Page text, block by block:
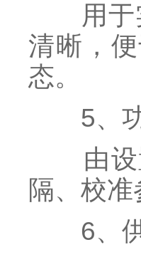
用于实
清晰，
态。
5、功
由设置
隔、校
6、供